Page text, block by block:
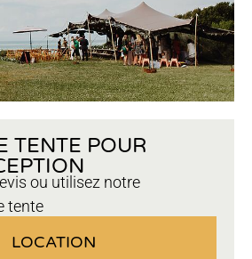
TENTE POUR
ou utilisez notre
tente
LOCATION